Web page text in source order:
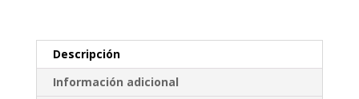
Descripción
Información adicional